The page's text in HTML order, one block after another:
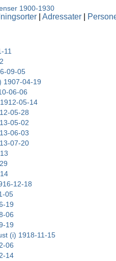
Adressater
11
09-05
1907-04-19
06-06
05-14
05-28
05-02
06-03
07-20
12-18
05
19
06
19
(i) 1918-11-15
06
14